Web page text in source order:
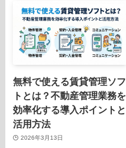
無料で使える賃貸管理ソフ
トとは？不動産管理業務を
効率化する導入ポイントと
活用方法
2026年3月13日